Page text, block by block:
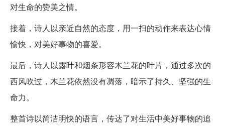
对生命的赞美之情。
接着，诗人以亲近自然的态度，用一扫的动作来表达心情
愉快，对美好事物的喜爱。
最后，诗人以露叶和烟条形容木兰花的叶片，通过多次的
西风吹过，木兰花依然没有凋落，暗示了持久、坚强的生
命力。
整首诗以简洁明快的语言，传达了对生活中美好事物的追